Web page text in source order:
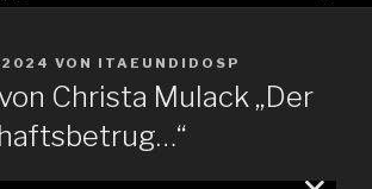
2024 VON ITAEUNDIDOSP
Christa Mulack „Der